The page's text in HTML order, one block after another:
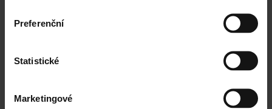
Preferenční
Statistické
Marketingové